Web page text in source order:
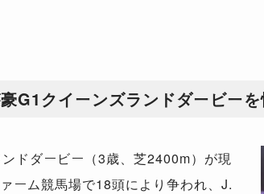
G1クイーンズランドダービー
ドダービー（3歳、芝2400m）が現
ーム競馬場で18頭により争われ、J.